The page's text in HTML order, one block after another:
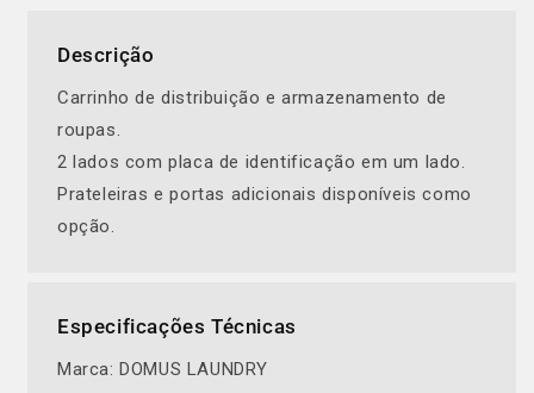
Descrição
Carrinho de distribuição e armazenamento de
roupas.
2 lados com placa de identificação em um lado.
Prateleiras e portas adicionais disponíveis como
opção.
Especificações Técnicas
Marca: DOMUS LAUNDRY